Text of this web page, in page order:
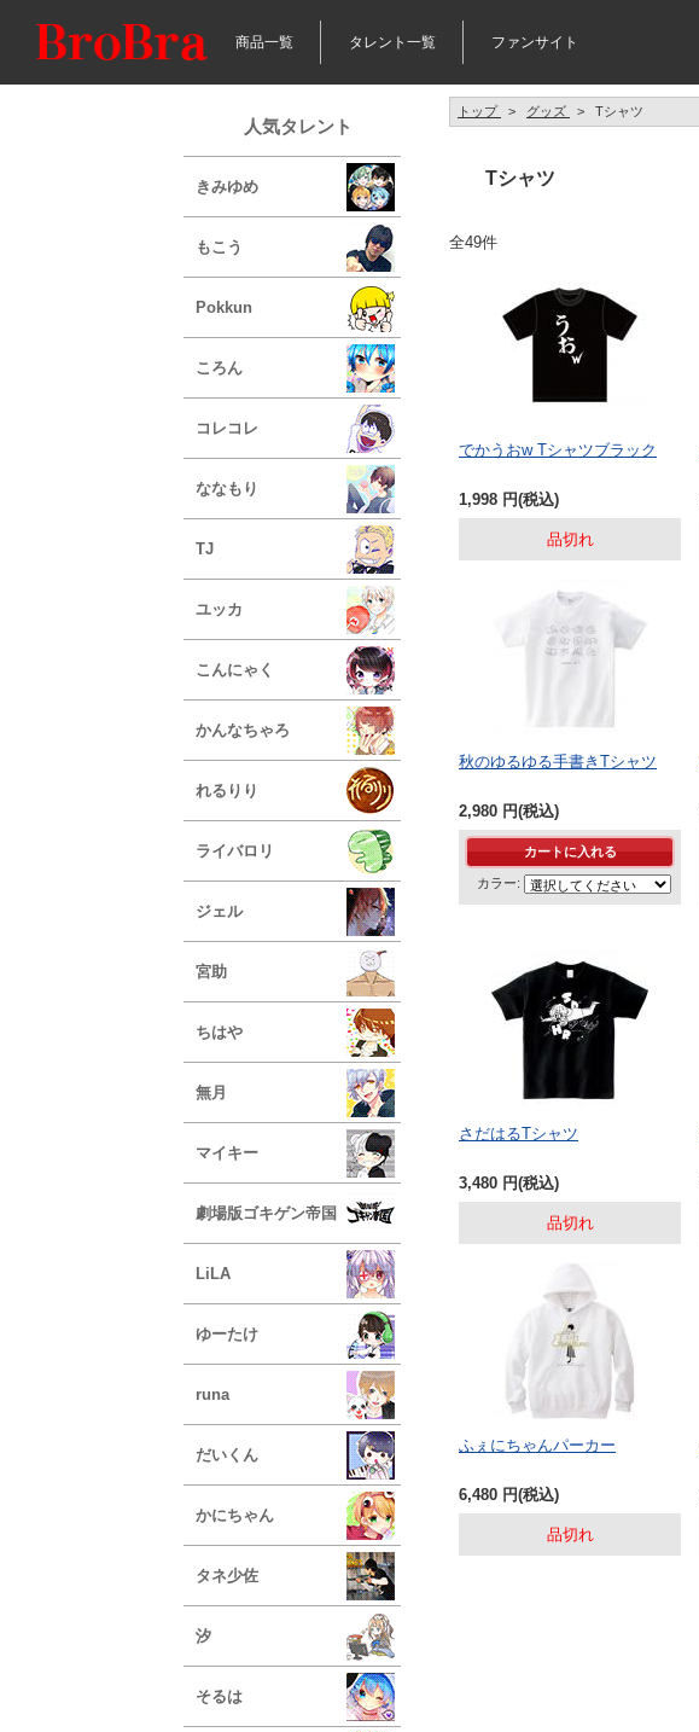
商品一覧 タレント一覧 ファンサイト
人気タレント
きみゆめ
もこう
Pokkun
ころん
コレコレ
ななもり
TJ
ユッカ
こんにゃく
かんなちゃろ
れるりり
ライバロリ
ジェル
宮助
ちはや
無月
マイキー
劇場版ゴキゲン帝国
LiLA
ゆーたけ
runa
だいくん
かにちゃん
タネ少佐
汐
そるは
トップ > グッズ > Tシャツ
Tシャツ
全49件
でかうおw Tシャツブラック
1,998 円(税込)
品切れ
秋のゆるゆる手書きTシャツ
2,980 円(税込)
カラー:
さだはるTシャツ
3,480 円(税込)
品切れ
ふぇにちゃんパーカー
6,480 円(税込)
品切れ